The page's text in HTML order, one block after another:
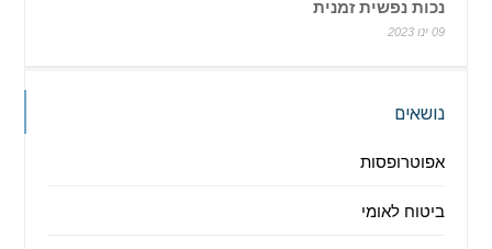
נכות נפשית זמנית
09 ינו 2023
נושאים
אפוטרופסות
ביטוח לאומי